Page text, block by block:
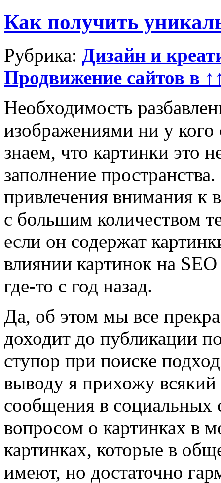
Как получить
Рубрика: Дизайн и
Продвижение сайтов в
Необходимость
изображениями ни у
знаем, что картинки это
заполнение
привлечения внимания
с большим количеством
если он содержат
влиянии картинок на
где-то с год назад.
Да, об этом мы все
доходит до публикации
ступор при поиске
выводу я прихожу
сообщения в социальных
вопросом о картинках в
картинках, которые в
имеют, но достаточно